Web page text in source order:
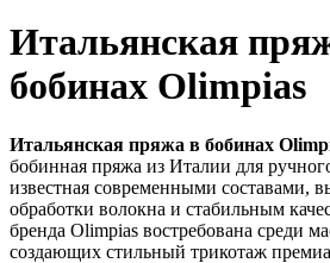
Итальянская
бобинах Olimpias
Итальянская пряжа в бобинах
бобинная пряжа из Италии для
известная современными составами,
обработки волокна и стабильным
бренда Olimpias востребована среди
создающих стильный трикотаж